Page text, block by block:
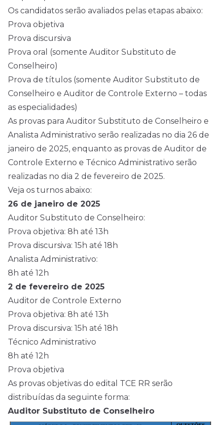
Os candidatos serão avaliados pelas etapas abaixo:
Prova objetiva
Prova discursiva
Prova oral (somente Auditor Substituto de
Conselheiro)
Prova de títulos (somente Auditor Substituto de
Conselheiro e Auditor de Controle Externo – todas
as especialidades)
As provas para Auditor Substituto de Conselheiro e
Analista Administrativo serão realizadas no dia 26 de
janeiro de 2025, enquanto as provas de Auditor de
Controle Externo e Técnico Administrativo serão
realizadas no dia 2 de fevereiro de 2025.
Veja os turnos abaixo:
26 de janeiro de 2025
Auditor Substituto de Conselheiro:
Prova objetiva: 8h até 13h
Prova discursiva: 15h até 18h
Analista Administrativo:
8h até 12h
2 de fevereiro de 2025
Auditor de Controle Externo
Prova objetiva: 8h até 13h
Prova discursiva: 15h até 18h
Técnico Administrativo
8h até 12h
Prova objetiva
As provas objetivas do edital TCE RR serão
distribuídas da seguinte forma:
Auditor Substituto de Conselheiro